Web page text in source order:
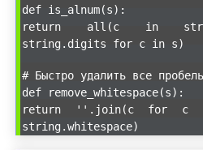
def is_alnum(s):
return all(c in
string.digits for c in s)
# Быстро удалить все
def remove_whitespace(s):
return ''.join(c for
string.whitespace)